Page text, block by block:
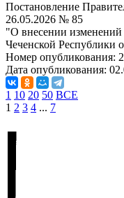
Постановление
26.05.2026 № 85
"О внесении изменений
Чеченской Республики
Номер опубликования:
Дата опубликования:
1 10 20 50 ВСЕ
1 2 3 4 ... 7